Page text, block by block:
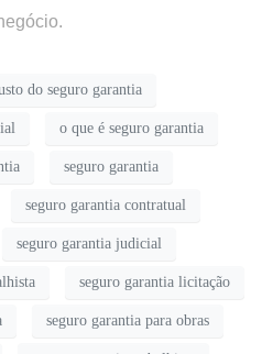
do seguro garantia
o que é seguro garantia
seguro garantia
seguro garantia contratual
seguro garantia judicial
seguro garantia licitação
seguro garantia para obras